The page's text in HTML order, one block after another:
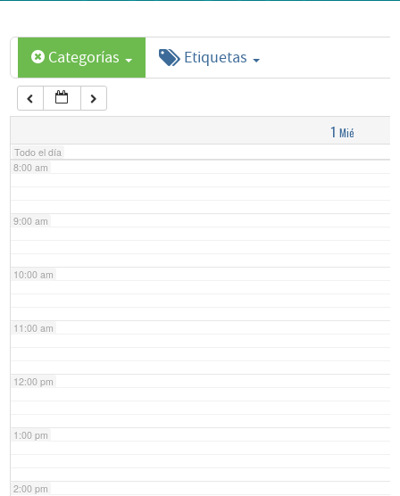
Categorías Etiquetas
1 Mié
Todo el día
6:00 am
7:00 am
8:00 am
9:00 am
10:00 am
11:00 am
12:00 pm
1:00 pm
2:00 pm